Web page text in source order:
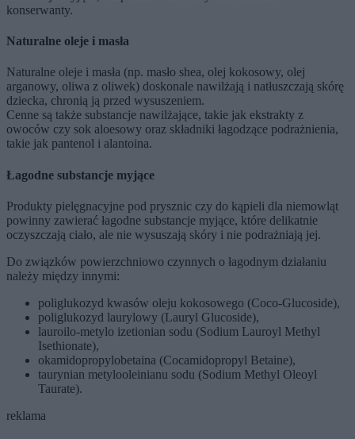
konserwanty.
Naturalne oleje i masła
Naturalne oleje i masła (np. masło shea, olej kokosowy, olej
arganowy, oliwa z oliwek) doskonale nawilżają i natłuszczają skórę
dziecka, chronią ją przed wysuszeniem.
Cenne są także substancje nawilżające, takie jak ekstrakty z
owoców czy sok aloesowy oraz składniki łagodzące podrażnienia,
takie jak pantenol i alantoina.
Łagodne substancje myjące
Produkty pielęgnacyjne pod prysznic czy do kąpieli dla niemowląt
powinny zawierać łagodne substancje myjące, które delikatnie
oczyszczają ciało, ale nie wysuszają skóry i nie podrażniają jej.
Do związków powierzchniowo czynnych o łagodnym działaniu
należy między innymi:
poliglukozyd kwasów oleju kokosowego (Coco-Glucoside),
poliglukozyd laurylowy (Lauryl Glucoside),
lauroilo-metylo izetionian sodu (Sodium Lauroyl Methyl
Isethionate),
okamidopropylobetaina (Cocamidopropyl Betaine),
taurynian metylooleinianu sodu (Sodium Methyl Oleoyl
Taurate).
reklama